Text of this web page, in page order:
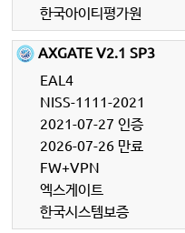
한국아이티평가원
AXGATE V2.1 SP3
EAL4
NISS-1111-2021
2021-07-27 인증
2026-07-26 만료
FW+VPN
엑스게이트
한국시스템보증